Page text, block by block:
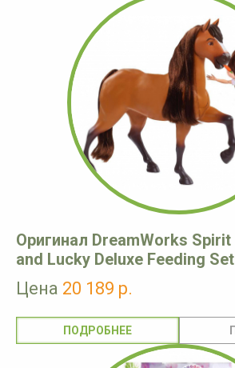
Оригинал DreamWorks Spirit
and Lucky Deluxe Feeding Set
Цена 20 189 р.
ПОДРОБНЕЕ